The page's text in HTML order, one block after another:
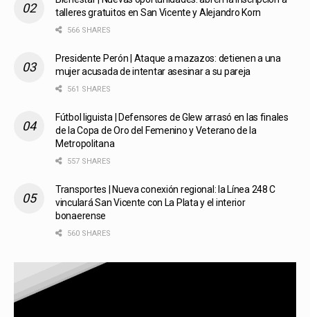
talleres gratuitos en San Vicente y Alejandro Korn
566 SHARES
Presidente Perón | Ataque a mazazos: detienen a una
mujer acusada de intentar asesinar a su pareja
561 SHARES
Fútbol liguista | Defensores de Glew arrasó en las finales
de la Copa de Oro del Femenino y Veterano de la
Metropolitana
557 SHARES
Transportes | Nueva conexión regional: la Línea 248 C
vinculará San Vicente con La Plata y el interior
bonaerense
560 SHARES